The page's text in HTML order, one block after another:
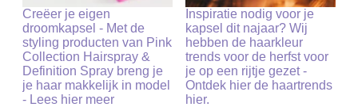
Creëer je eigen
droomkapsel - Met de
styling producten van Pink
Collection Hairspray &
Definition Spray breng je
je haar makkelijk in model
- Lees hier meer
Inspiratie nodig voor je
kapsel dit najaar? Wij
hebben de haarkleur
trends voor de herfst voor
je op een rijtje gezet -
Ontdek hier de haartrends
hier.